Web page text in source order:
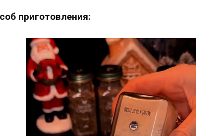
приготовления: